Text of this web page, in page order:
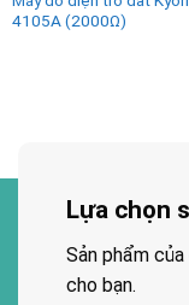
4105A (2000Ω)
Lựa chọn
Sản phẩm
cho bạn.